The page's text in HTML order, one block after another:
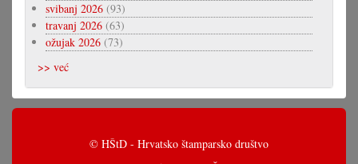
svibanj 2026 (93)
travanj 2026 (63)
ožujak 2026 (73)
>> već
© HŠtD - Hrvatsko štamparsko društvo